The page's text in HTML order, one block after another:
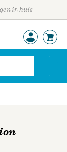
in huis